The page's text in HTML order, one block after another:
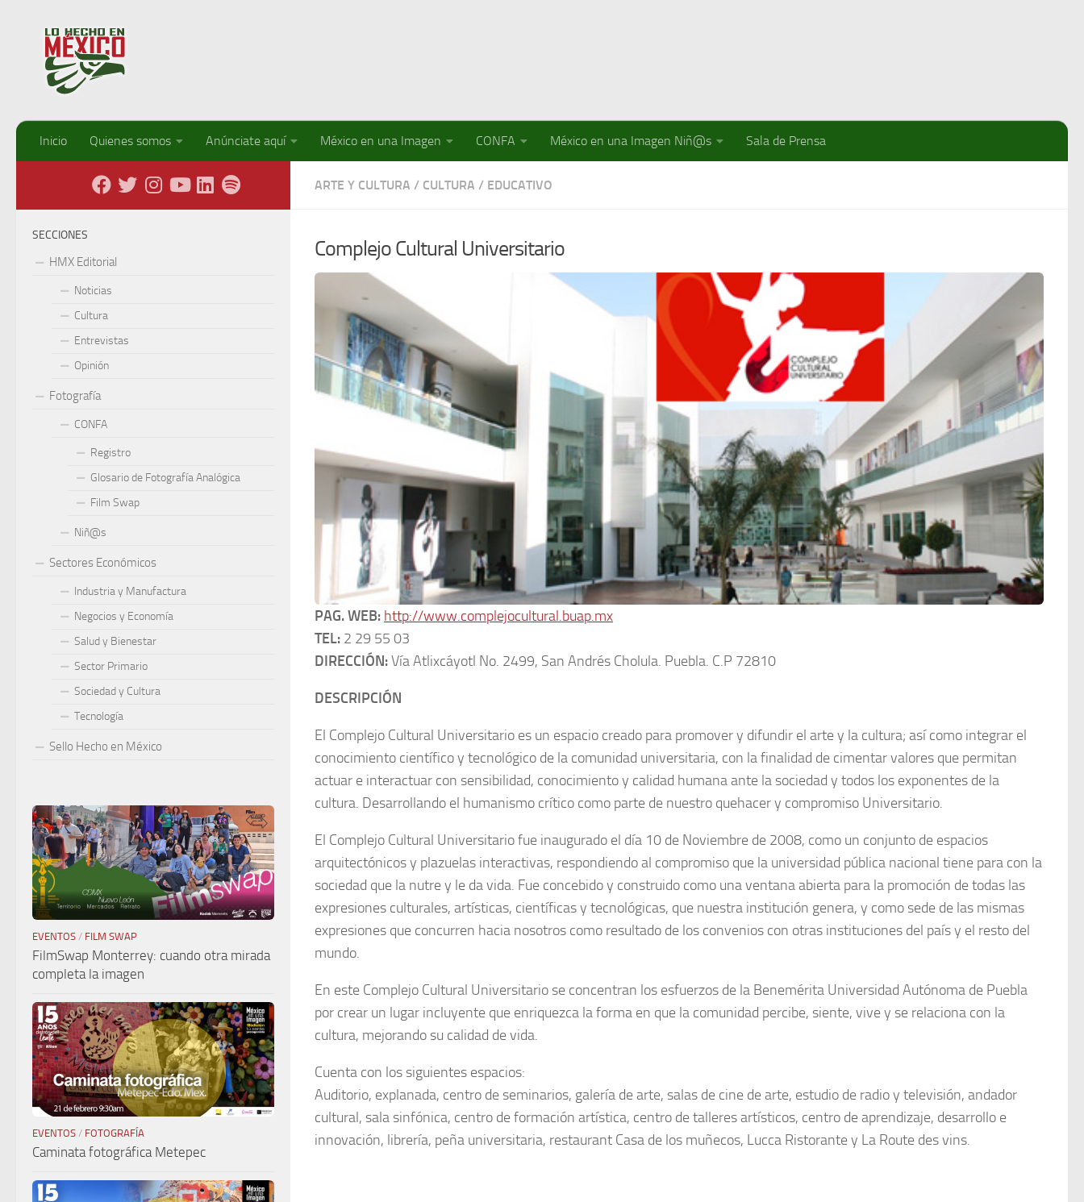
Inicio Quienes somos Anúnciate aquí México en una Imagen CONFA México en una Imagen Niñ@s Sala de Prensa
ARTE Y CULTURA / CULTURA / EDUCATIVO
Complejo Cultural Universitario
PAG. WEB: http://www.complejocultural.buap.mx
TEL: 2 29 55 03
DIRECCIÓN:Vía Atlixcáyotl No. 2499, San Andrés Cholula. Puebla. C.P 72810
DESCRIPCIÓN
El Complejo Cultural Universitario es un espacio creado para promover y difundir el arte y la cultura; así como integrar el
conocimiento científico y tecnológico de la comunidad universitaria, con la finalidad de cimentar valores que permitan
actuar e interactuar con sensibilidad, conocimiento y calidad humana ante la sociedad y todos los exponentes de la
cultura. Desarrollando el humanismo crítico como parte de nuestro quehacer y compromiso Universitario.
El Complejo Cultural Universitario fue inaugurado el día 10 de Noviembre de 2008, como un conjunto de espacios
arquitectónicos y plazuelas interactivas, respondiendo al compromiso que la universidad pública nacional tiene para con la
sociedad que la nutre y le da vida. Fue concebido y construido como una ventana abierta para la promoción de todas las
expresiones culturales, artísticas, científicas y tecnológicas, que nuestra institución genera, y como sede de las mismas
expresiones que concurren hacia nosotros como resultado de los convenios con otras instituciones del país y el resto del
mundo.
En este Complejo Cultural Universitario se concentran los esfuerzos de la Benemérita Universidad Autónoma de Puebla
por crear un lugar incluyente que enriquezca la forma en que la comunidad percibe, siente, vive y se relaciona con la
cultura, mejorando su calidad de vida.
Cuenta con los siguientes espacios:
Auditorio, explanada, centro de seminarios, galería de arte, salas de cine de arte, estudio de radio y televisión, andador
cultural, sala sinfónica, centro de formación artística, centro de talleres artísticos, centro de aprendizaje, desarrollo e
innovación, librería, peña universitaria, restaurant Casa de los muñecos, Lucca Ristorante y La Route des vins.
SECCIONES
HMX Editorial
Noticias
Cultura
Entrevistas
Opinión
Fotografía
CONFA
Registro
Glosario de Fotografía Analógica
Film Swap
Niñ@s
Sectores Económicos
Industria y Manufactura
Negocios y Economía
Salud y Bienestar
Sector Primario
Sociedad y Cultura
Tecnología
Sello Hecho en México
EVENTOS / FILM SWAP
FilmSwap Monterrey: cuando otra mirada
completa la imagen
EVENTOS / FOTOGRAFÍA
Caminata fotográfica Metepec